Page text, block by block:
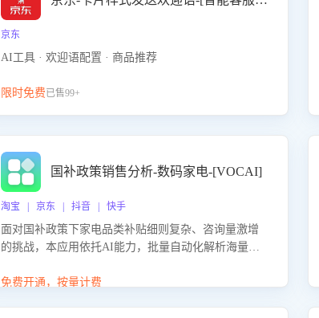
京东
AI工具 · 欢迎语配置 · 商品推荐
限时免费已售99+
国补政策销售分析-数码家电-[VOCAI]
淘宝 | 京东 | 抖音 | 快手
面对国补政策下家电品类补贴细则复杂、咨询量激增
的挑战，本应用依托AI能力，批量自动化解析海量客
政策的关注焦点与购买意向，深度洞察决策动因。同
免费开通，按量计费